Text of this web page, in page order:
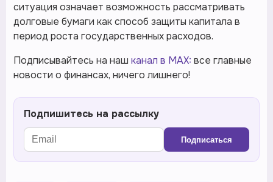
ситуация означает возможность рассматривать
долговые бумаги как способ защиты капитала в
период роста государственных расходов.
Подписывайтесь на наш канал в MAX: все главные
новости о финансах, ничего лишнего!
Подпишитесь на рассылку
Подписаться